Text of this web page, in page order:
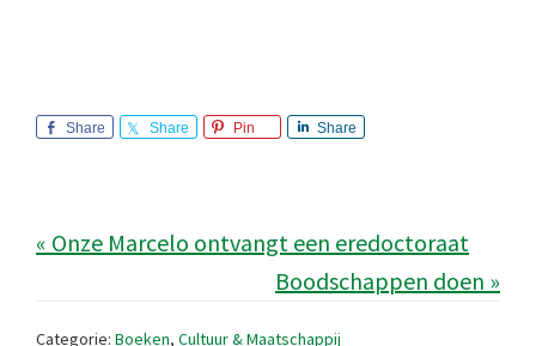
Share Share Pin Share
« Onze Marcelo ontvangt een eredoctoraat
Boodschappen doen »
Categorie: Boeken, Cultuur & Maatschappij